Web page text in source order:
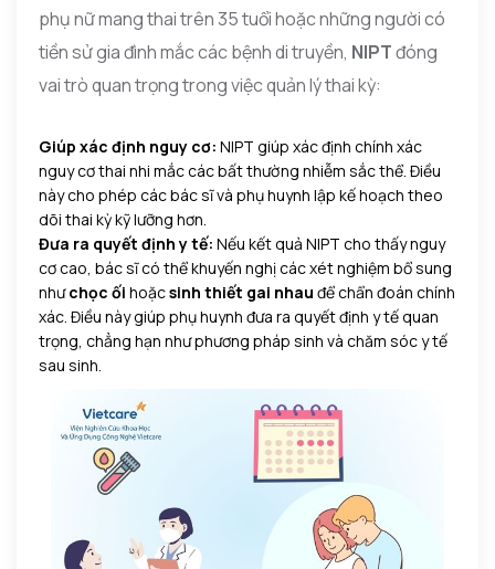
phụ nữ mang thai trên 35 tuổi hoặc những người có
tiền sử gia đình mắc các bệnh di truyền, NIPTđóng
vai trò quan trọng trong việc quản lý thai kỳ:
Giúp xác định nguy cơ: NIPT giúp xác định chính xác
nguy cơ thai nhi mắc các bất thường nhiễm sắc thể. Điều
này cho phép các bác sĩ và phụ huynh lập kế hoạch theo
dõi thai kỳ kỹ lưỡng hơn.
Đưa ra quyết định y tế: Nếu kết quả NIPT cho thấy nguy
cơ cao, bác sĩ có thể khuyến nghị các xét nghiệm bổ sung
nhưchọc ối hoặcsinh thiết gai nhau để chẩn đoán chính
xác. Điều này giúp phụ huynh đưa ra quyết định y tế quan
trọng, chẳng hạn như phương pháp sinh và chăm sóc y tế
sau sinh.